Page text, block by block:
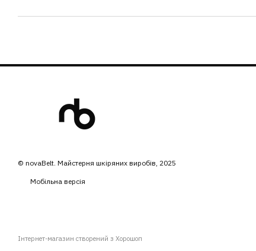
© novaBelt. Майстерня шкіряних виробів, 2025
Мобільна версія
Інтернет-магазин створений з Хорошоп